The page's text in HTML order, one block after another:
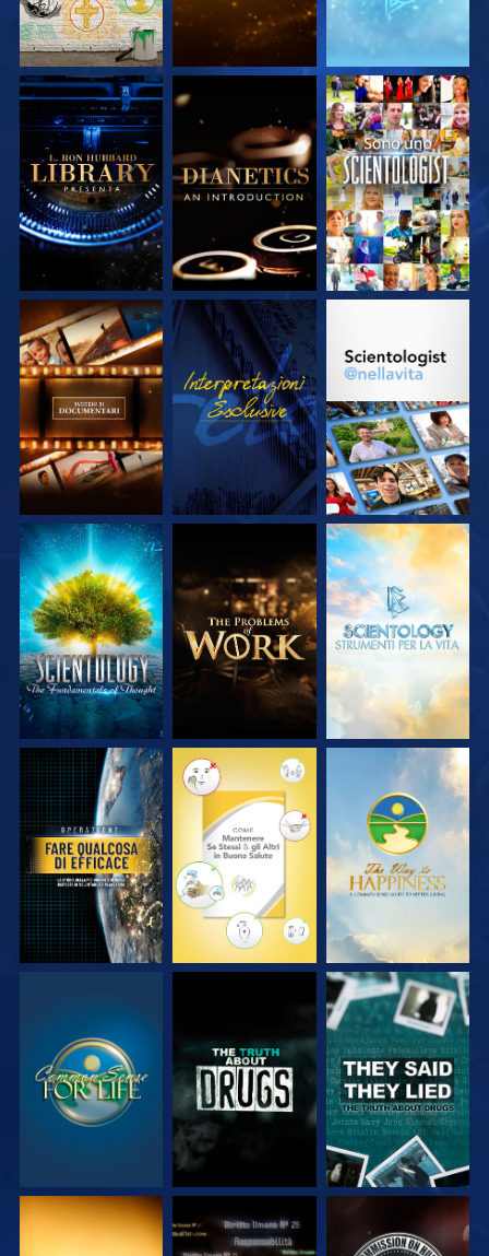
ESPLORA LE
SERIE
ESPLORA LE
SERIE
GUARDA
ESPLORA LE
SERIE
GUARDA
ESPLORA LE
ESPLORA LE
SERIE
ESPLORA LE
SERIE
ESPLORA LE
SERIE
GUARDA GUARDA GUARDA
GUARDA GUARDA GUARDA